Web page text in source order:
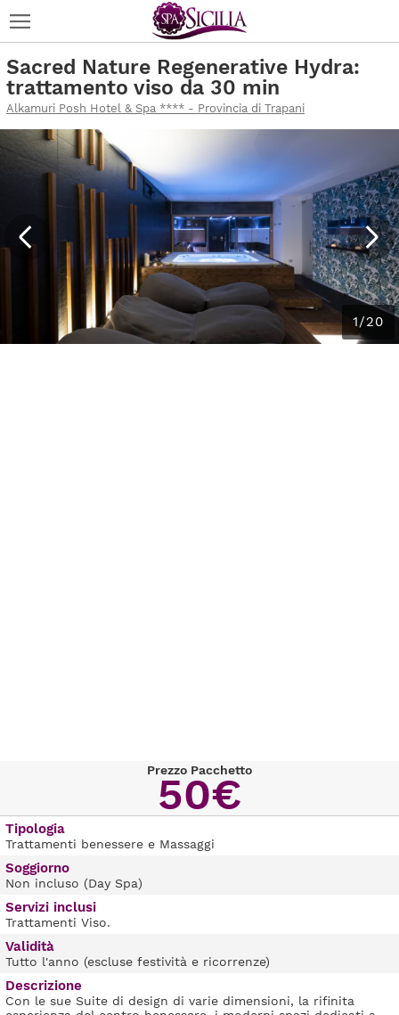
Sacred Nature Regenerative Hydra:
trattamento viso da 30 min
Alkamuri Posh Hotel & Spa **** - Provincia di Trapani
1/20
Prezzo Pacchetto
50€
Tipologia
Trattamenti benessere e Massaggi
Soggiorno
Non incluso (Day Spa)
Servizi inclusi
Trattamenti Viso.
Validità
Tutto l'anno (escluse festività e ricorrenze)
Descrizione
Con le sue Suite di design di varie dimensioni, la rifinita